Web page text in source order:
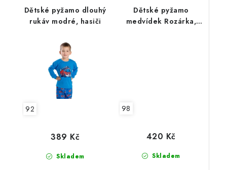
Dětské pyžamo dlouhý
rukáv modré, hasiči
92
Skladem
389 Kč
Dětské pyžamo
medvídek Rozárka,
98
Skladem
420 Kč